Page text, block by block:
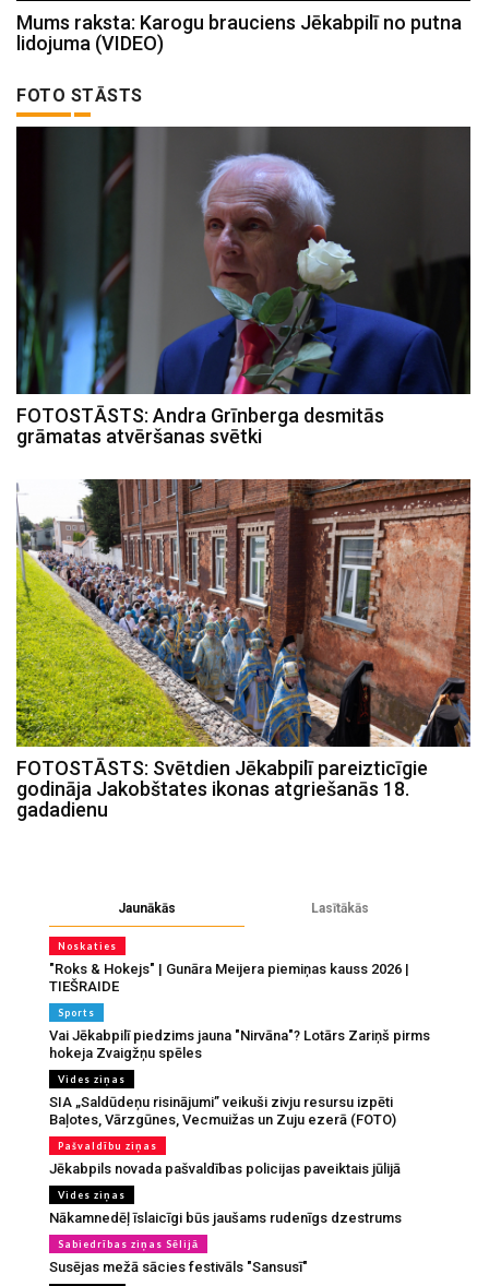
Mums raksta: Karogu brauciens Jēkabpilī no putna
lidojuma (VIDEO)
FOTO STĀSTS
FOTOSTĀSTS: Andra Grīnberga desmitās
grāmatas atvēršanas svētki
FOTOSTĀSTS: Svētdien Jēkabpilī pareizticīgie
godināja Jakobštates ikonas atgriešanās 18.
gadadienu
Jaunākās Lasītākās
Noskaties
"Roks & Hokejs" | Gunāra Meijera piemiņas kauss 2026 |
TIEŠRAIDE
Sports
Vai Jēkabpilī piedzims jauna "Nirvāna"? Lotārs Zariņš pirms
hokeja Zvaigžņu spēles
Vides ziņas
SIA „Saldūdeņu risinājumi” veikuši zivju resursu izpēti
Baļotes, Vārzgūnes, Vecmuižas un Zuju ezerā (FOTO)
Pašvaldību ziņas
Jēkabpils novada pašvaldības policijas paveiktais jūlijā
Vides ziņas
Nākamnedēļ īslaicīgi būs jaušams rudenīgs dzestrums
Sabiedrības ziņas Sēlijā
Susējas mežā sācies festivāls "Sansusī"